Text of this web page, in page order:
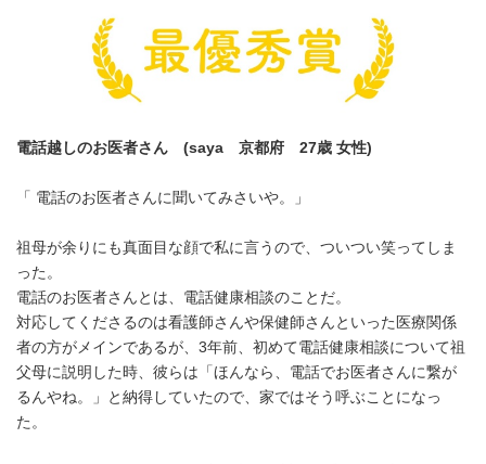
電話越しのお医者さん (saya 京都府 27歳 女性)
「 電話のお医者さんに聞いてみさいや。」
祖母が余りにも真面目な顔で私に言うので、ついつい笑ってしま
った。
電話のお医者さんとは、電話健康相談のことだ。
対応してくださるのは看護師さんや保健師さんといった医療関係
者の方がメインであるが、3年前、初めて電話健康相談について祖
父母に説明した時、彼らは「ほんなら、電話でお医者さんに繋が
るんやね。」と納得していたので、家ではそう呼ぶことになっ
た。